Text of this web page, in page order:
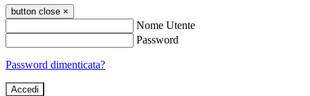
button close ×
Nome Utente
Password
Password dimenticata?